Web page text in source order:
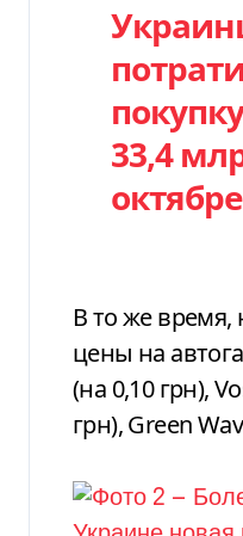
33,4
октябре
В то же
цены на
(на 0,10 грн),
грн), Green